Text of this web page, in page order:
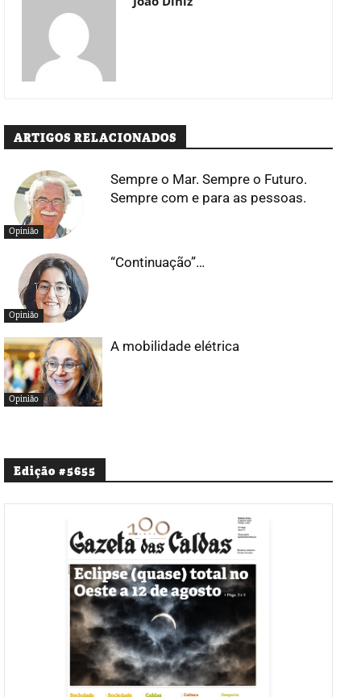
ARTIGOS RELACIONADOS
Opinião
Sempre o Mar. Sempre o Futuro.
Sempre com e para as pessoas.
Opinião
“Continuação”…
Opinião
A mobilidade elétrica
Edição #5655